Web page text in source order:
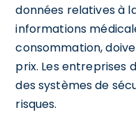
données relatives à
informations
consommation,
prix. Les entreprises
des systèmes de
risques.